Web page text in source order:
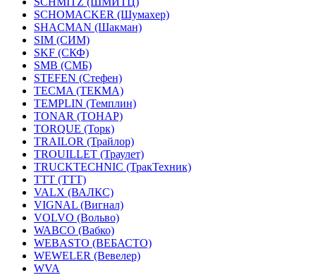
SCHOMACKER (Шумахер)
SHACMAN (Шакман)
SIM (СИМ)
SKF (СКФ)
SMB (СМБ)
STEFEN (Стефен)
TECMA (ТЕКМА)
TEMPLIN (Темплин)
TONAR (ТОНАР)
TORQUE (Торк)
TRAILOR (Трайлор)
TROUILLET (Траулет)
TRUCKTECHNIC (ТракТехник)
TTT (ТТТ)
VALX (ВАЛКС)
VIGNAL (Вигнал)
VOLVO (Вольво)
WABCO (Вабко)
WEBASTO (ВЕБАСТО)
WEWELER (Вевелер)
WVA